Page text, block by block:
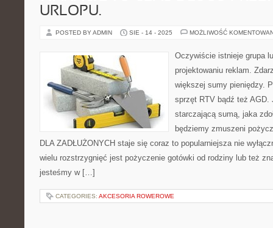
URLOPU.
POSTED BY ADMIN SIE - 14 - 2025 MOŻLIWOŚĆ
Oczywiście istnieje grupa
projektowaniu reklam.
większej sumy pieniędzy.
sprzęt RTV bądź też AGD.
starczającą sumą, jaka
będziemy zmuszeni
DLA ZADŁUŻONYCH staje się coraz to popularniejsza nie
wielu rozstrzygnięć jest pożyczenie gotówki od rodziny lub też
jesteśmy w […]
CATEGORIES: AKCESORIA ROWEROWE